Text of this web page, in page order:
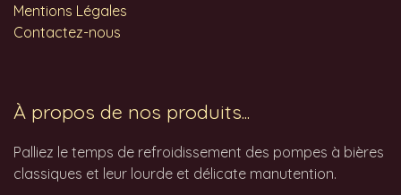
Mentions Légales
Contactez-nous
À propos de nos produits...
Palliez le temps de refroidissement des pompes à bières
classiques et leur lourde et délicate manutention.